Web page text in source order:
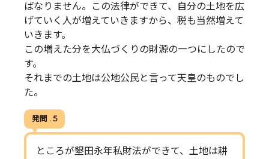
ばなりません。この法律ができて、自分の土地を広
げていく人が増えていきますから、税も当然増えて
いきます。
この増えた分を大仏づくりの財源の一つにしたので
す。
それまでの土地は公地公民と言って天皇のものでし
た。
発問 . 5
ところが墾田永年私財法ができて、土地は耕